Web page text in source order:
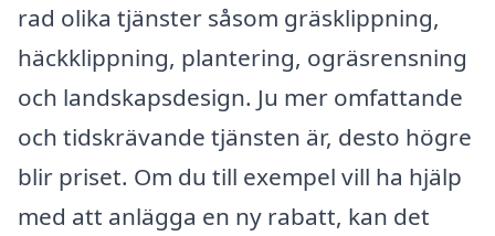
rad olika tjänster såsom gräsklippning,
häckklippning, plantering, ogräsrensning
och landskapsdesign. Ju mer omfattande
och tidskrävande tjänsten är, desto högre
blir priset. Om du till exempel vill ha hjälp
med att anlägga en ny rabatt, kan det